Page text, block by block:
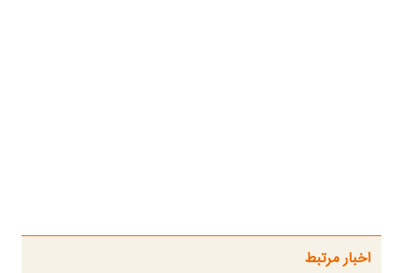
اخبار مرتبط